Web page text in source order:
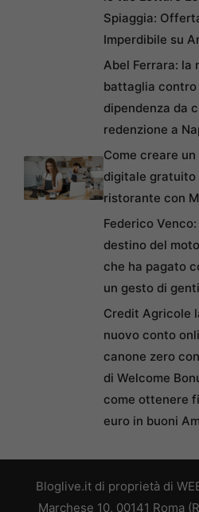
Spiaggia:
Imperdibile su
Abel Ferrara: la
battaglia contro
dipendenza da
redenzione a
Come creare un
digitale gratuito
ristorante con
Federico
destino del
che ha pagato
un gesto di
Credit Agricole
nuovo conto
canone zero
di Welcome
come ottenere
euro in buoni
Bloglive.it di proprietà di
Marchese 10, 00141 Roma